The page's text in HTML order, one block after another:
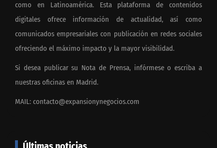
como en Latinoamérica. Esta plataforma de contenidos
digitales ofrece información de actualidad, así como
comunicados empresariales con publicación en redes sociales
ofreciendo el máximo impacto y la mayor visibilidad.
Si desea publicar su Nota de Prensa, infórmese o escriba a
nuestras oficinas en Madrid.
MAIL: contacto@expansionynegocios.com